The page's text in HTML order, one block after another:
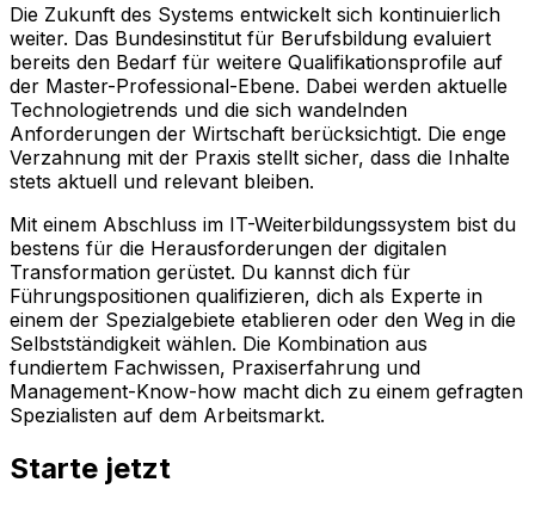
Die Zukunft des Systems entwickelt sich kontinuierlich
weiter. Das Bundesinstitut für Berufsbildung evaluiert
bereits den Bedarf für weitere Qualifikationsprofile auf
der Master-Professional-Ebene. Dabei werden aktuelle
Technologietrends und die sich wandelnden
Anforderungen der Wirtschaft berücksichtigt. Die enge
Verzahnung mit der Praxis stellt sicher, dass die Inhalte
stets aktuell und relevant bleiben.
Mit einem Abschluss im IT-Weiterbildungssystem bist du
bestens für die Herausforderungen der digitalen
Transformation gerüstet. Du kannst dich für
Führungspositionen qualifizieren, dich als Experte in
einem der Spezialgebiete etablieren oder den Weg in die
Selbstständigkeit wählen. Die Kombination aus
fundiertem Fachwissen, Praxiserfahrung und
Management-Know-how macht dich zu einem gefragten
Spezialisten auf dem Arbeitsmarkt.
Starte jetzt